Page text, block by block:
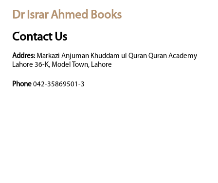
Dr Israr Ahmed Books
Contact Us
Addres: Markazi Anjuman Khuddam ul Quran Quran Academy
Lahore 36-K, Model Town, Lahore
Phone 042-35869501-3